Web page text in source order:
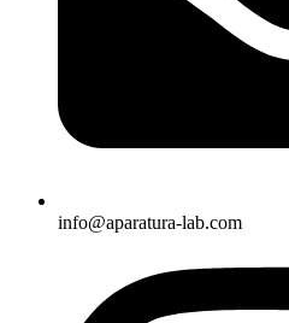
info@aparatura-lab.com